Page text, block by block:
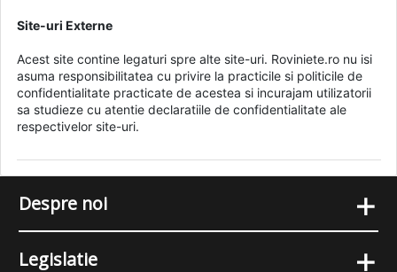
Site-uri Externe
Acest site contine legaturi spre alte site-uri. Roviniete.ro nu isi
asuma responsibilitatea cu privire la practicile si politicile de
confidentialitate practicate de acestea si incurajam utilizatorii
sa studieze cu atentie declaratiile de confidentialitate ale
respectivelor site-uri.
Despre noi +
Legislatie +